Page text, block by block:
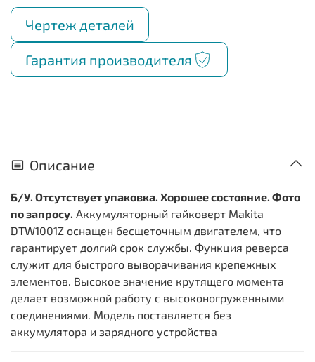
Чертеж деталей
Гарантия производителя
Описание
Б/У. Отсутствует упаковка. Хорошее состояние. Фото
по запросу. Аккумуляторный гайковерт Makita
DTW1001Z оснащен бесщеточным двигателем, что
гарантирует долгий срок службы. Функция реверса
служит для быстрого выворачивания крепежных
элементов. Высокое значение крутящего момента
делает возможной работу с высоконогруженными
соединениями. Модель поставляется без
аккумулятора и зарядного устройства